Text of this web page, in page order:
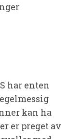
har enten
kan ha
er preget av